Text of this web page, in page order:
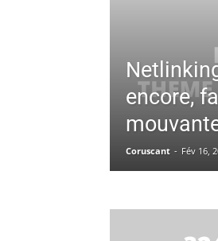
encore,
Coruscant - Fév 16,